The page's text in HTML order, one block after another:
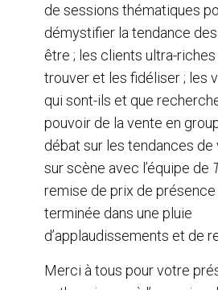
de sessions thématiques
démystifier la tendance
être ; les clients ultra-
trouver et les fidéliser ; les
qui sont-ils et que
pouvoir de la vente en
débat sur les tendances de
sur scène avec l’équipe de
remise de prix de présence
terminée dans une pluie
d’applaudissements et de
Merci à tous pour votre